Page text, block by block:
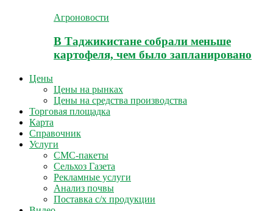
Агроновости
В Таджикистане собрали меньше
картофеля, чем было запланировано
Цены
Цены на рынках
Цены на средства производства
Торговая площадка
Карта
Справочник
Услуги
СМС-пакеты
Сельхоз Газета
Рекламные услуги
Анализ почвы
Поставка с/х продукции